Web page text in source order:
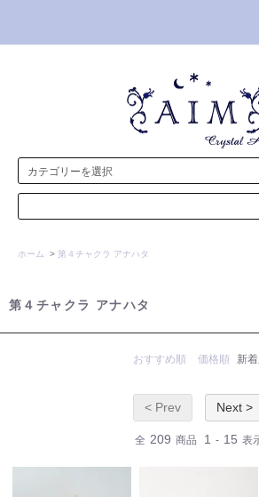
ホーム > 第４チャクラ アナハタ
第４チャクラ アナハタ
おすすめ順 価格順 新
< Prev Next >
全 209 商品 1 - 15 表